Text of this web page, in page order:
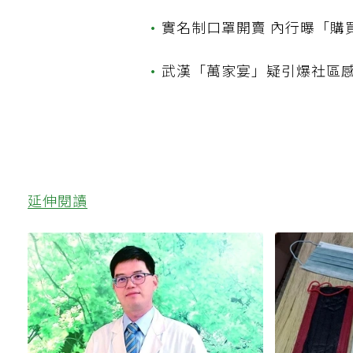
•實名制口罩開賣 內行曝「
•武漢「萬家宴」疑引爆社區
延伸閱讀